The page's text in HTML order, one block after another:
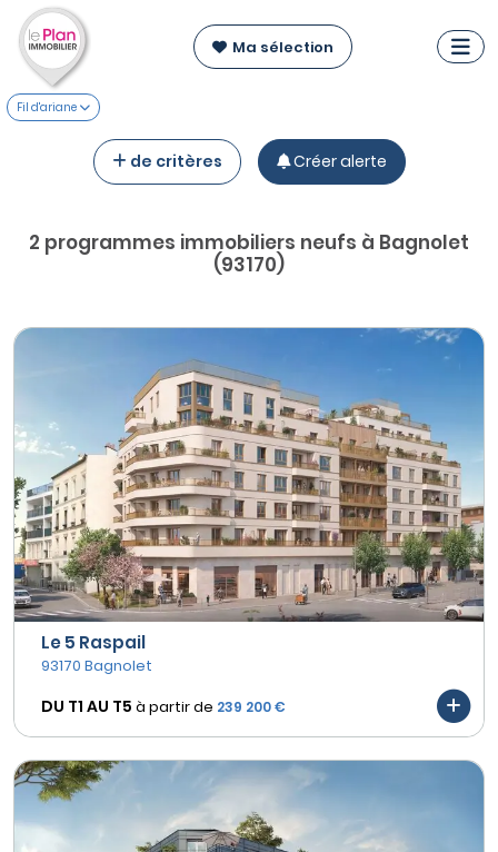
Ma sélection
Fil d'ariane
de critères Créer alerte
2 programmes immobiliers neufs à Bagnolet
(93170)
Le 5 Raspail
93170 Bagnolet
DU T1 AU T5 à partir de 239 200 €